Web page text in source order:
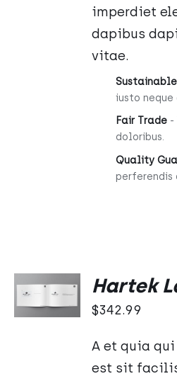
imperdiet
dapibus
vitae.
Sustainable
iusto
Fair Trade-
doloribus.
Quality
perferendis
DO
KOSZYKA
/
Hartek
$342.99
A et quia
est sit